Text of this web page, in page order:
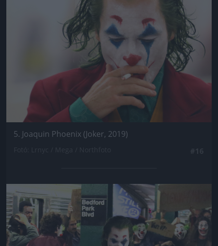
5. Joaquin Phoenix (Joker, 2019)
Jön még kép!